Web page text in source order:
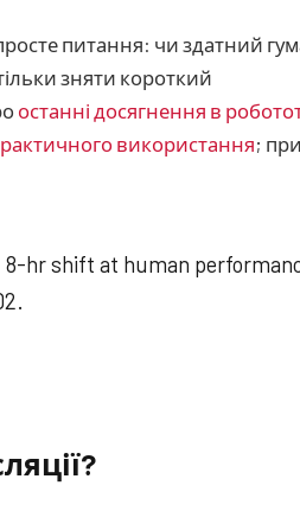
питання: чи здатний
зняти короткий
останні досягнення в
використання;
hr shift at human